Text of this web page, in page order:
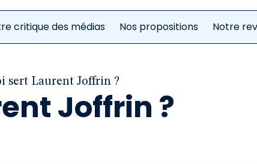
critique des médias Nos propositions Notre
sert Laurent Joffrin ?
Joffrin ?